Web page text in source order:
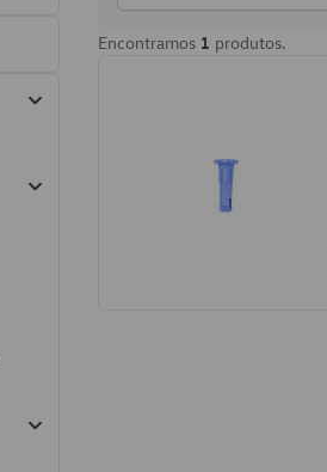
Encontramos 1 produtos.